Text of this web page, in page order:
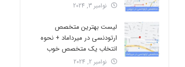
نوامبر 3, 2024
لیست بهترین متخصص
ارتودنسی در میرداماد + نحوه
انتخاب یک متخصص خوب
نوامبر 2, 2024